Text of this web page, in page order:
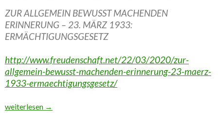
ZUR ALLGEMEIN BEWUSST MACHENDEN
ERINNERUNG – 23. MÄRZ 1933:
ERMÄCHTIGUNGSGESETZ
http://www.freudenschaft.net/22/03/2020/zur-
allgemein-bewusst-machenden-erinnerung-23-maerz-
1933-ermaechtigungsgesetz/
Exklusiv: Wir leisten öffentlich bewusst machenden
weiterlesen →